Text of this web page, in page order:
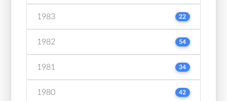
1983 22
1982 54
1981 34
1980 42